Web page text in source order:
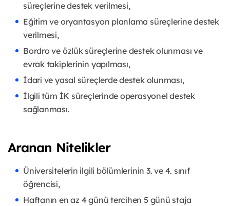
süreçlerine destek verilmesi,
Eğitim ve oryantasyon planlama süreçlerine destek
verilmesi,
Bordro ve özlük süreçlerine destek olunması ve
evrak takiplerinin yapılması,
İdari ve yasal süreçlerde destek olunması,
İlgili tüm İK süreçlerinde operasyonel destek
sağlanması.
Aranan Nitelikler
Üniversitelerin ilgili bölümlerinin 3. ve 4. sınıf
öğrencisi,
Haftanın en az 4 günü tercihen 5 günü staja